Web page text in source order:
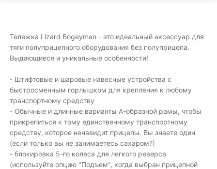
Тележка Lizard Bogeyman - это идеальный аксессуар для
тяги полуприцепного оборудования без полуприцепа.
Выдающиеся и уникальные особенности!
- Штифтовые и шаровые навесные устройства с
быстросменным горлышком для крепления к любому
транспортному средству
- Обычные и длинные варианты А-образной рамы, чтобы
прикрепиться к тому единственному транспортному
средству, которое ненавидит прицепы. Вы знаете один
(если только вы не занимаетесь сахаром?)
- блокировка 5-го колеса для легкого реверса
(используйте опцию "Подъем", когда выбран прицепной